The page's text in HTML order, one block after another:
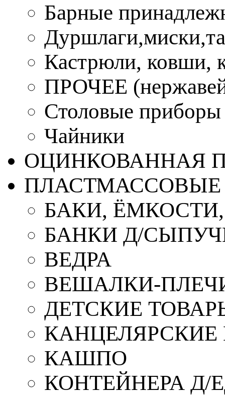
Барные
Кастрюли, ковши,
ПРОЧЕЕ
Столовые приборы
Чайники
ОЦИНКОВАННАЯ
ПЛАСТМАССОВЫЕ
БАКИ,
БАНКИ Д/
ВЕДРА
ВЕШАЛКИ-
ДЕТСКИЕ
КАШПО
КОНТЕЙНЕРА Д/